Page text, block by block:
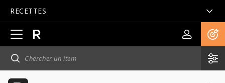
RECETTES
Ouvrir
la
navigation
principale